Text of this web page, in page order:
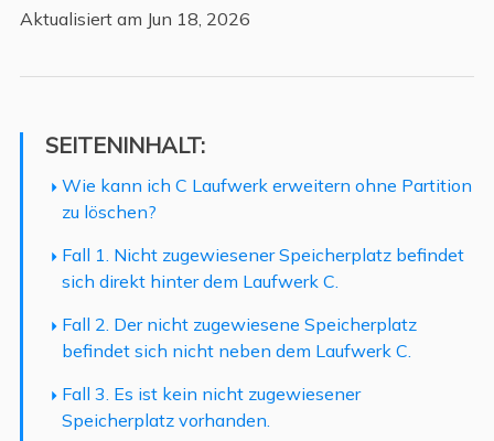
Aktualisiert am Jun 18, 2026
SEITENINHALT:
Wie kann ich C Laufwerk erweitern ohne Partition
zu löschen?
Fall 1. Nicht zugewiesener Speicherplatz befindet
sich direkt hinter dem Laufwerk C.
Fall 2. Der nicht zugewiesene Speicherplatz
befindet sich nicht neben dem Laufwerk C.
Fall 3. Es ist kein nicht zugewiesener
Speicherplatz vorhanden.